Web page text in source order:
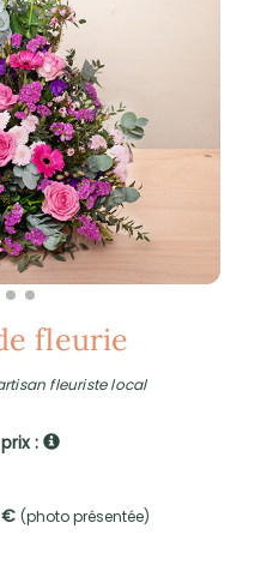
fleurie
fleuriste local
:
€ (photo présentée)